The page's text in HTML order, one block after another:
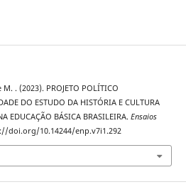
. (2023). PROJETO POLÍTICO
DO ESTUDO DA HISTÓRIA E CULTURA
EDUCAÇÃO BÁSICA BRASILEIRA. Ensaios
doi.org/10.14244/enp.v7i1.292